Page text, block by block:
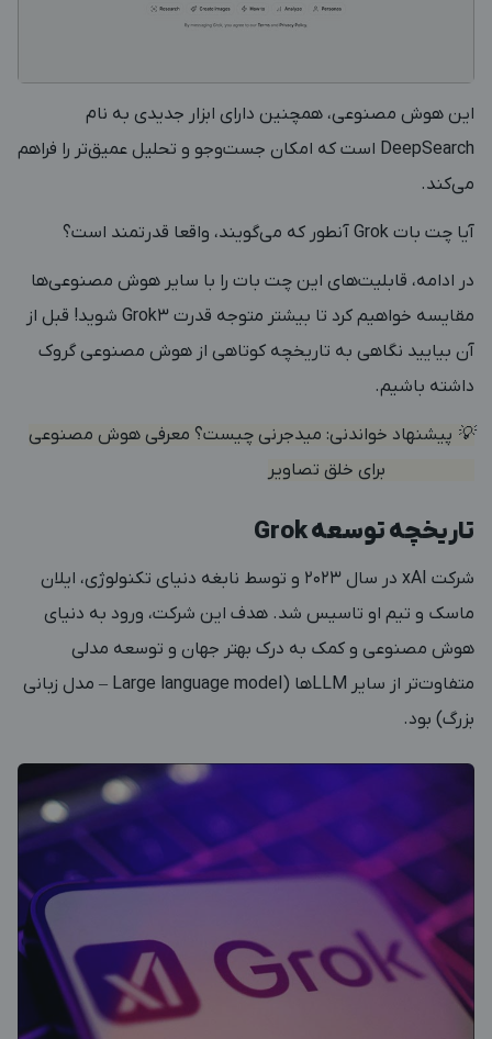
این هوش مصنوعی، همچنین دارای ابزار جدیدی به نام
DeepSearch است که امکان جست‌وجو و تحلیل عمیق‌تر را فراهم
می‌کند.
آیا چت ‌بات Grok آنطور که می‌گویند، واقعا قدرتمند است؟
در ادامه، قابلیت‌های این چت بات را با سایر هوش مصنوعی‌ها
مقایسه خواهیم کرد تا بیشتر متوجه قدرت Grok3 شوید! قبل از
آن بیایید نگاهی به تاریخچه کوتاهی از هوش مصنوعی گروک
داشته باشیم.
💡 پیشنهاد خواندنی: میدجرنی چیست؟ معرفی هوش مصنوعی
تاریخچه توسعه Grok
شرکت xAI در سال 2023 و توسط نابغه دنیای تکنولوژی، ایلان
ماسک و تیم او تاسیس شد. هدف این شرکت، ورود به دنیای
هوش مصنوعی و کمک به درک بهتر جهان و توسعه مدلی
متفاوت‌تر از سایر LLMها (Large language model – مدل زبانی
بزرگ) بود.